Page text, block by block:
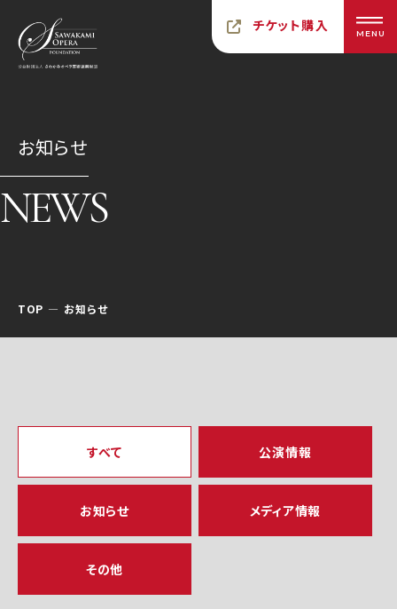
チケット購入 MENU
お知らせ
NEWS
TOP お知らせ
すべて 公演情報
お知らせ メディア情報
その他